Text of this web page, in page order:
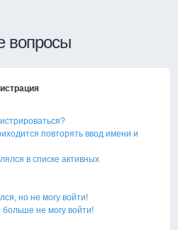
вопросы
повторять ввод имени и
в списке активных
но не могу войти!
не могу войти!